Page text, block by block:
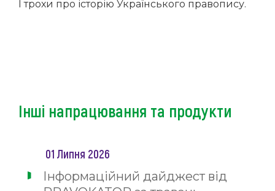
І трохи про історію Українського правопису.
Інші напрацювання та продукти
01 Липня 2026
Інформаційний дайджест від